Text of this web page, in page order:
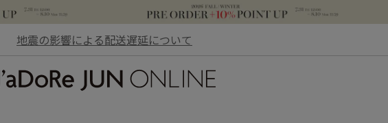
地震の影響による配送遅延について